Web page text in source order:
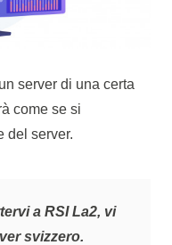
server di una certa
come se si
del server.
a RSI La2, vi
svizzero.